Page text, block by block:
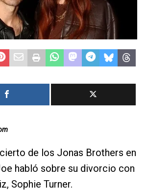
de los Jonas Brothers en
habló sobre su divorcio con
Sophie Turner.